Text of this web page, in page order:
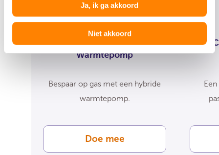
Ja, ik ga akkoord
Niet akkoord
Collectieve Inkoop
Warmtepomp
Bespaar op gas met een hybride
warmtepomp.
Doe mee